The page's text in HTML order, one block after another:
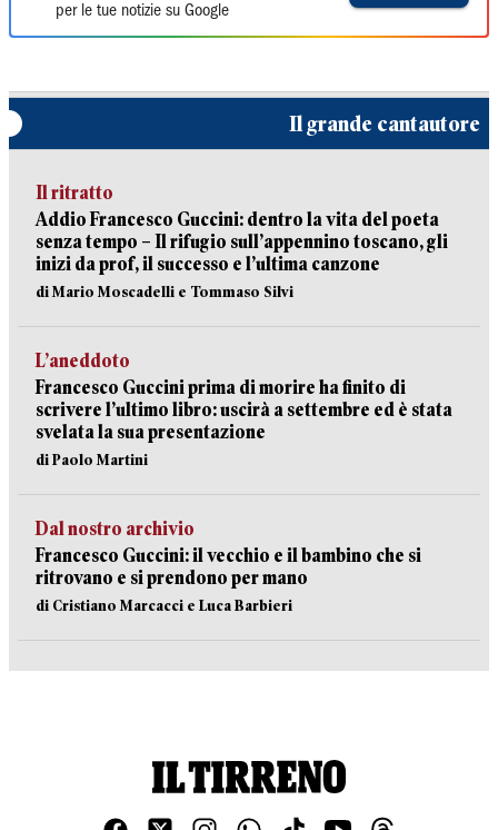
per le tue notizie su Google
Il grande cantautore
Il ritratto
Addio Francesco Guccini: dentro la vita del poeta
senza tempo – Il rifugio sull’appennino toscano, gli
inizi da prof, il successo e l’ultima canzone
di Mario Moscadelli e Tommaso Silvi
L’aneddoto
Francesco Guccini prima di morire ha finito di
scrivere l’ultimo libro: uscirà a settembre ed è stata
svelata la sua presentazione
di Paolo Martini
Dal nostro archivio
Francesco Guccini: il vecchio e il bambino che si
ritrovano e si prendono per mano
di Cristiano Marcacci e Luca Barbieri